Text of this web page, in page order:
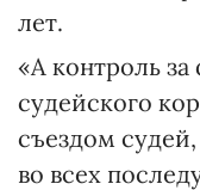
лет.
«А контроль
судейского
съездом
во всех